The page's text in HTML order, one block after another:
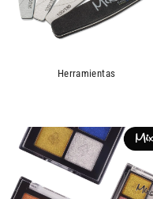
Herramientas